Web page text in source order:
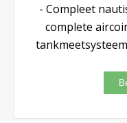
- Compleet
complete